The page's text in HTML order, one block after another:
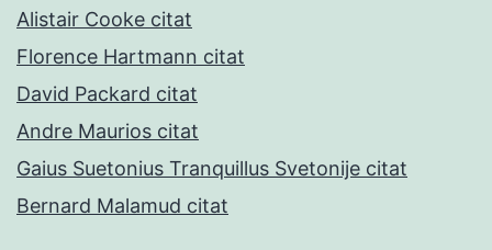
Alistair Cooke citat
Florence Hartmann citat
David Packard citat
Andre Maurios citat
Gaius Suetonius Tranquillus Svetonije citat
Bernard Malamud citat